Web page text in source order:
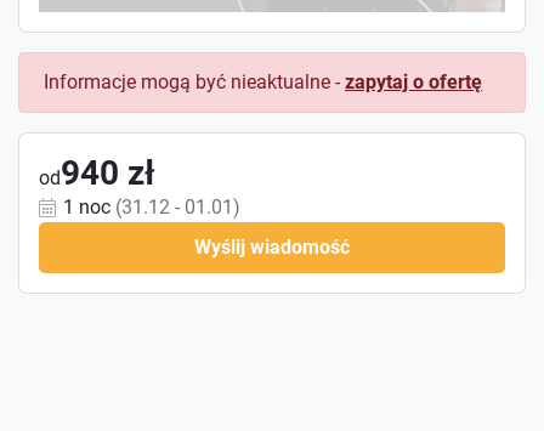
Informacje mogą być nieaktualne - zapytaj o ofertę
od940 zł
1 noc (31.12 - 01.01)
Wyślij wiadomość